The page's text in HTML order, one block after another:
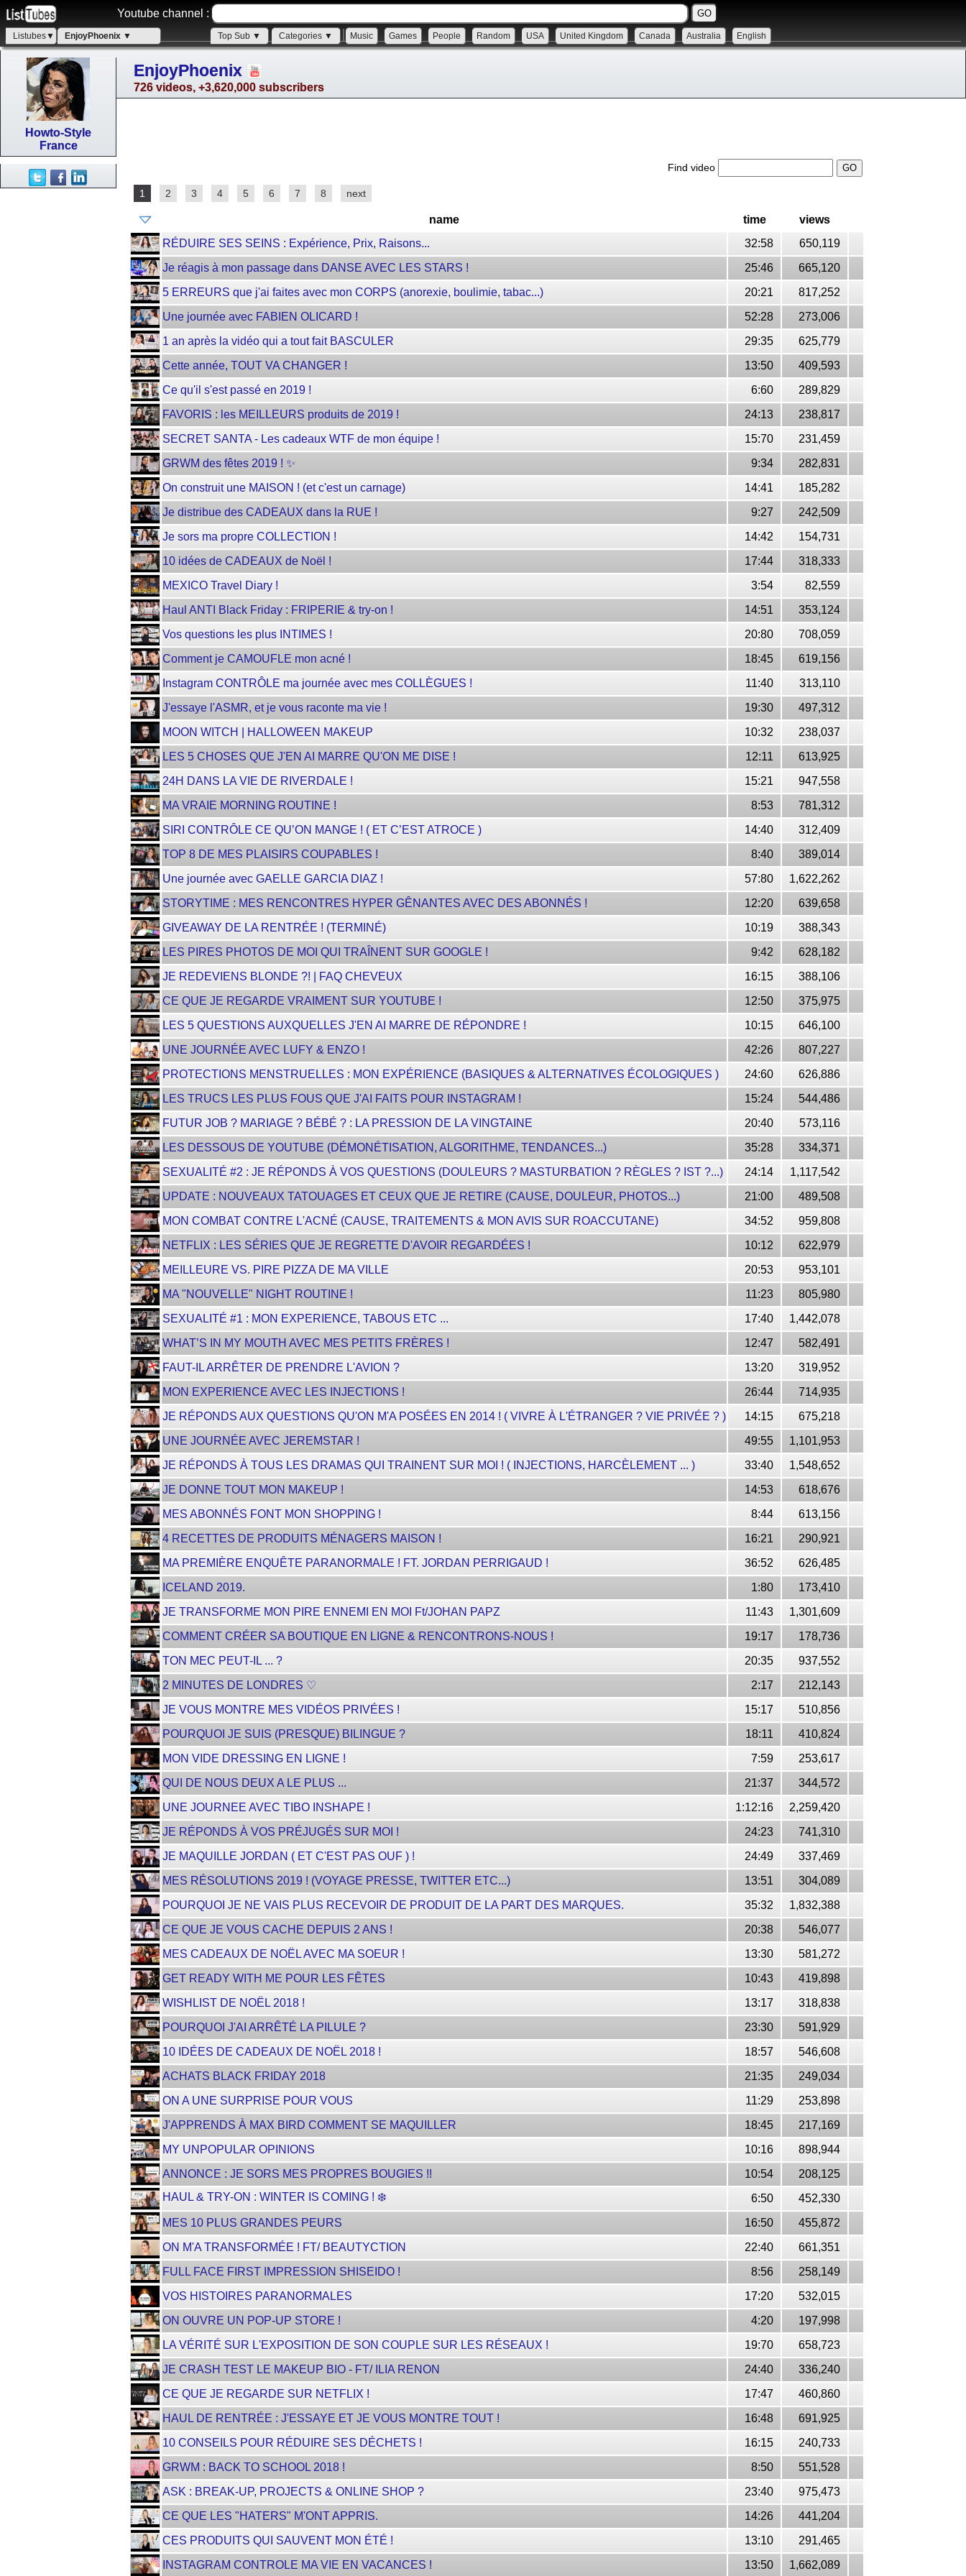
Youtube channel :
Listubes▼ EnjoyPhoenix ▼ Top Sub ▼ Categories ▼ Music Games People Random USA United Kingdom Canada Australia English
Howto-Style
France
EnjoyPhoenix
726 videos, +3,620,000 subscribers
Find video
1 2 3 4 5 6 7 8 next
name time
views
RÉDUIRE SES SEINS : Expérience, Prix, Raisons...
32:58
650,119
Je réagis à mon passage dans DANSE AVEC LES STARS !
25:46
665,120
5 ERREURS que j'ai faites avec mon CORPS (anorexie, boulimie, tabac...)
20:21
817,252
Une journée avec FABIEN OLICARD !
52:28
273,006
1 an après la vidéo qui a tout fait BASCULER
29:35
625,779
Cette année, TOUT VA CHANGER !
13:50
409,593
Ce qu'il s'est passé en 2019 !
6:60
289,829
FAVORIS : les MEILLEURS produits de 2019 !
24:13
238,817
SECRET SANTA - Les cadeaux WTF de mon équipe !
15:70
231,459
GRWM des fêtes 2019 ! ✨
9:34
282,831
On construit une MAISON ! (et c'est un carnage)
14:41
185,282
Je distribue des CADEAUX dans la RUE !
9:27
242,509
Je sors ma propre COLLECTION !
14:42
154,731
10 idées de CADEAUX de Noël !
17:44
318,333
MEXICO Travel Diary !
3:54
82,559
Haul ANTI Black Friday : FRIPERIE & try-on !
14:51
353,124
Vos questions les plus INTIMES !
20:80
708,059
Comment je CAMOUFLE mon acné !
18:45
619,156
Instagram CONTRÔLE ma journée avec mes COLLÈGUES !
11:40
313,110
J'essaye l'ASMR, et je vous raconte ma vie !
19:30
497,312
MOON WITCH | HALLOWEEN MAKEUP
10:32
238,037
LES 5 CHOSES QUE J'EN AI MARRE QU'ON ME DISE !
12:11
613,925
24H DANS LA VIE DE RIVERDALE !
15:21
947,558
MA VRAIE MORNING ROUTINE !
8:53
781,312
SIRI CONTRÔLE CE QU’ON MANGE ! ( ET C’EST ATROCE )
14:40
312,409
TOP 8 DE MES PLAISIRS COUPABLES !
8:40
389,014
Une journée avec GAELLE GARCIA DIAZ !
57:80
1,622,262
STORYTIME : MES RENCONTRES HYPER GÊNANTES AVEC DES ABONNÉS !
12:20
639,658
GIVEAWAY DE LA RENTRÉE ! (TERMINÉ)
10:19
388,343
LES PIRES PHOTOS DE MOI QUI TRAÎNENT SUR GOOGLE !
9:42
628,182
JE REDEVIENS BLONDE ?! | FAQ CHEVEUX
16:15
388,106
CE QUE JE REGARDE VRAIMENT SUR YOUTUBE !
12:50
375,975
LES 5 QUESTIONS AUXQUELLES J'EN AI MARRE DE RÉPONDRE !
10:15
646,100
UNE JOURNÉE AVEC LUFY & ENZO !
42:26
807,227
PROTECTIONS MENSTRUELLES : MON EXPÉRIENCE (BASIQUES & ALTERNATIVES ÉCOLOGIQUES )
24:60
626,886
LES TRUCS LES PLUS FOUS QUE J'AI FAITS POUR INSTAGRAM !
15:24
544,486
FUTUR JOB ? MARIAGE ? BÉBÉ ? : LA PRESSION DE LA VINGTAINE
20:40
573,116
LES DESSOUS DE YOUTUBE (DÉMONÉTISATION, ALGORITHME, TENDANCES...)
35:28
334,371
SEXUALITÉ #2 : JE RÉPONDS À VOS QUESTIONS (DOULEURS ? MASTURBATION ? RÈGLES ? IST ?...)
24:14
1,117,542
UPDATE : NOUVEAUX TATOUAGES ET CEUX QUE JE RETIRE (CAUSE, DOULEUR, PHOTOS...)
21:00
489,508
MON COMBAT CONTRE L'ACNÉ (CAUSE, TRAITEMENTS & MON AVIS SUR ROACCUTANE)
34:52
959,808
NETFLIX : LES SÉRIES QUE JE REGRETTE D'AVOIR REGARDÉES !
10:12
622,979
MEILLEURE VS. PIRE PIZZA DE MA VILLE
20:53
953,101
MA "NOUVELLE" NIGHT ROUTINE !
11:23
805,980
SEXUALITÉ #1 : MON EXPERIENCE, TABOUS ETC ...
17:40
1,442,078
WHAT’S IN MY MOUTH AVEC MES PETITS FRÈRES !
12:47
582,491
FAUT-IL ARRÊTER DE PRENDRE L'AVION ?
13:20
319,952
MON EXPERIENCE AVEC LES INJECTIONS !
26:44
714,935
JE RÉPONDS AUX QUESTIONS QU'ON M'A POSÉES EN 2014 ! ( VIVRE À L'ÉTRANGER ? VIE PRIVÉE ? )
14:15
675,218
UNE JOURNÉE AVEC JEREMSTAR !
49:55
1,101,953
JE RÉPONDS À TOUS LES DRAMAS QUI TRAINENT SUR MOI ! ( INJECTIONS, HARCÈLEMENT ... )
33:40
1,548,652
JE DONNE TOUT MON MAKEUP !
14:53
618,676
MES ABONNÉS FONT MON SHOPPING !
8:44
613,156
4 RECETTES DE PRODUITS MÉNAGERS MAISON !
16:21
290,921
MA PREMIÈRE ENQUÊTE PARANORMALE ! FT. JORDAN PERRIGAUD !
36:52
626,485
ICELAND 2019.
1:80
173,410
JE TRANSFORME MON PIRE ENNEMI EN MOI Ft/JOHAN PAPZ
11:43
1,301,609
COMMENT CRÉER SA BOUTIQUE EN LIGNE & RENCONTRONS-NOUS !
19:17
178,736
TON MEC PEUT-IL ... ?
20:35
937,552
2 MINUTES DE LONDRES ♡
2:17
212,143
JE VOUS MONTRE MES VIDÉOS PRIVÉES !
15:17
510,856
POURQUOI JE SUIS (PRESQUE) BILINGUE ?
18:11
410,824
MON VIDE DRESSING EN LIGNE !
7:59
253,617
QUI DE NOUS DEUX A LE PLUS ...
21:37
344,572
UNE JOURNEE AVEC TIBO INSHAPE !
1:12:16
2,259,420
JE RÉPONDS À VOS PRÉJUGÉS SUR MOI !
24:23
741,310
JE MAQUILLE JORDAN ( ET C'EST PAS OUF ) !
24:49
337,469
MES RÉSOLUTIONS 2019 ! (VOYAGE PRESSE, TWITTER ETC...)
13:51
304,089
POURQUOI JE NE VAIS PLUS RECEVOIR DE PRODUIT DE LA PART DES MARQUES.
35:32
1,832,388
CE QUE JE VOUS CACHE DEPUIS 2 ANS !
20:38
546,077
MES CADEAUX DE NOËL AVEC MA SOEUR !
13:30
581,272
GET READY WITH ME POUR LES FÊTES
10:43
419,898
WISHLIST DE NOËL 2018 !
13:17
318,838
POURQUOI J'AI ARRÊTÉ LA PILULE ?
23:30
591,929
10 IDÉES DE CADEAUX DE NOËL 2018 !
18:57
546,608
ACHATS BLACK FRIDAY 2018
21:35
249,034
ON A UNE SURPRISE POUR VOUS
11:29
253,898
J'APPRENDS À MAX BIRD COMMENT SE MAQUILLER
18:45
217,169
MY UNPOPULAR OPINIONS
10:16
898,944
ANNONCE : JE SORS MES PROPRES BOUGIES !!
10:54
208,125
HAUL & TRY-ON : WINTER IS COMING ! ❄️
6:50
452,330
MES 10 PLUS GRANDES PEURS
16:50
455,872
ON M'A TRANSFORMÉE ! FT/ BEAUTYCTION
22:40
661,351
FULL FACE FIRST IMPRESSION SHISEIDO !
8:56
258,149
VOS HISTOIRES PARANORMALES
17:20
532,015
ON OUVRE UN POP-UP STORE !
4:20
197,998
LA VÉRITÉ SUR L'EXPOSITION DE SON COUPLE SUR LES RÉSEAUX !
19:70
658,723
JE CRASH TEST LE MAKEUP BIO - FT/ ILIA RENON
24:40
336,240
CE QUE JE REGARDE SUR NETFLIX !
17:47
460,860
HAUL DE RENTRÉE : J'ESSAYE ET JE VOUS MONTRE TOUT !
16:48
691,925
10 CONSEILS POUR RÉDUIRE SES DÉCHETS !
16:15
240,733
GRWM : BACK TO SCHOOL 2018 !
8:50
551,528
ASK : BREAK-UP, PROJECTS & ONLINE SHOP ?
23:40
975,473
CE QUE LES "HATERS" M'ONT APPRIS.
14:26
441,204
CES PRODUITS QUI SAUVENT MON ÉTÉ !
13:10
291,465
INSTAGRAM CONTROLE MA VIE EN VACANCES !
13:50 1,662,089